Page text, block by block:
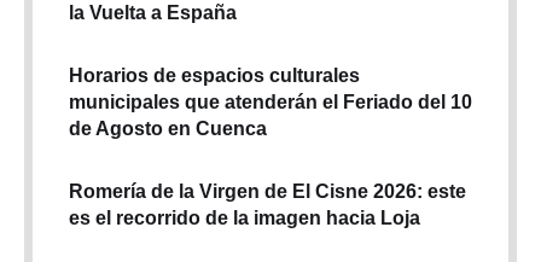
la Vuelta a España
Horarios de espacios culturales
municipales que atenderán el Feriado del 10
de Agosto en Cuenca
Romería de la Virgen de El Cisne 2026: este
es el recorrido de la imagen hacia Loja